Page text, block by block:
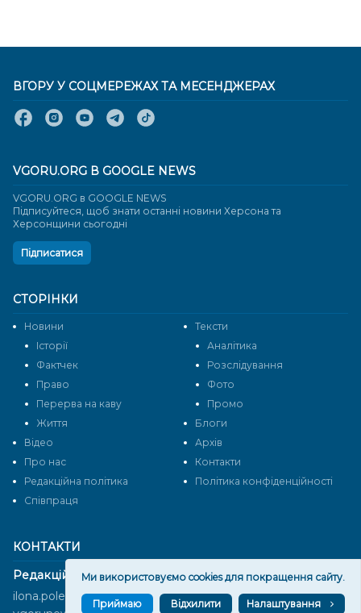
КОНТАКТИ
Редакційний відділ:
ilona.polesova@gmail.com
СТОРІНКИ
Новини
Тексти
Історії
Аналітика
Фактчек
Розслідування
Право
Фото
Перерва на каву
Промо
Життя
Блоги
Відео
Архів
Про нас
Контакти
Редакційна політика
Політика конфіденційності
Cпівпраця
ВГОРУ У СОЦМЕРЕЖАХ ТА МЕСЕНДЖЕРАХ
VGORU.ORG В GOOGLE NEWS
VGORU.ORG в GOOGLE NEWS
Підписуйтеся, щоб знати останні новини Херсона та
Херсонщини сьогодні
Підписатися
Ми використовуємо cookies для покращення сайту.
Приймаю Відхилити Налаштування